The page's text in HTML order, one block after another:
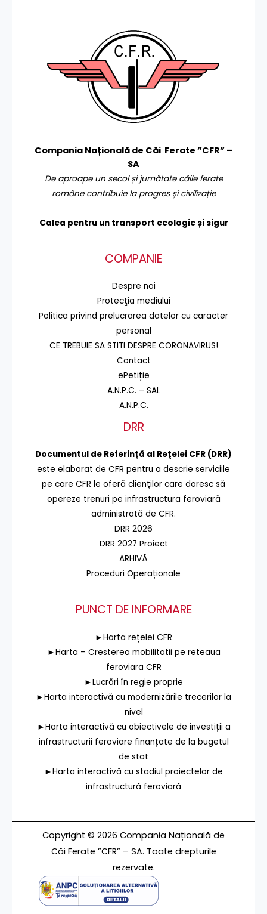
Compania Națională de Căi Ferate ”CFR” –
SA
De aproape un secol și jumătate căile ferate
române contribuie la progres și civilizație
Calea pentru un transport ecologic și sigur
COMPANIE
Despre noi
Protecţia mediului
Politica privind prelucrarea datelor cu caracter
personal
CE TREBUIE SA STITI DESPRE CORONAVIRUS!
Contact
ePetiție
A.N.P.C. – SAL
A.N.P.C.
DRR
Documentul de Referinţă al Reţelei CFR (DRR)
este elaborat de CFR pentru a descrie serviciile
pe care CFR le oferă clienţilor care doresc să
opereze trenuri pe infrastructura feroviară
administrată de CFR.
DRR 2026
DRR 2027 Proiect
ARHIVĂ
Proceduri Operaționale
PUNCT DE INFORMARE
►Harta rețelei CFR
►Harta – Cresterea mobilitatii pe reteaua
feroviara CFR
►Lucrări în regie proprie
►Harta interactivă cu modernizările trecerilor la
nivel
►Harta interactivă cu obiectivele de investiții a
infrastructurii feroviare finanțate de la bugetul
de stat
►Harta interactivă cu stadiul proiectelor de
infrastructură feroviară
Copyright © 2026 Compania Națională de
Căi Ferate ”CFR” – SA. Toate drepturile
rezervate.